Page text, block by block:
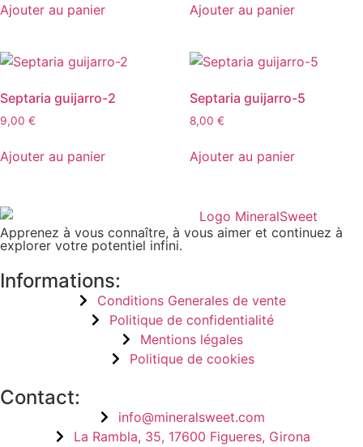
Ajouter au panier Ajouter au panier
Septaria guijarro-2
9,00 €
Ajouter au panier
Septaria guijarro-5
8,00 €
Ajouter au panier
Apprenez à vous connaître, à vous aimer et continuez à
explorer votre potentiel infini.
Informations:
Conditions Generales de vente
Politique de confidentialité
Mentions légales
Politique de cookies
Contact:
info@mineralsweet.com
La Rambla, 35, 17600 Figueres, Girona